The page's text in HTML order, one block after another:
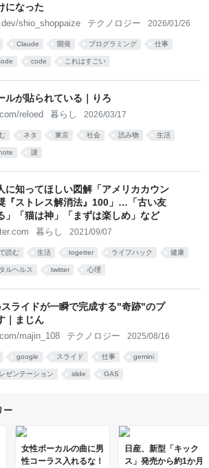
になった
shio_shoppaize テクノロジー 2026/01/26
Claude 開発 プログラミング 仕事
code これはすごい
ルが貼られている｜りろ
reloed 暮らし 2026/03/17
ネタ 東京 社会 読み物 生活
謎
に知ってほしい図解「アメリカカウン
『ストレス解消法』100」…「古い友
」「猫は神」「まずは楽しめ」など
暮らし 2021/09/07
読む 生活 togetter ライフハック 健康
ルヘルス twitter 心理
スライドが一瞬で完成する"奇跡"のプ
｜まじん
majin_108 テクノロジー 2025/08/16
google スライド 仕事 gemini
ゼンテーション slide GAS
ー
女性ボーカルの曲に男
性コーラス入れるな！
日産、新型「キック
ス」発売から約1か月